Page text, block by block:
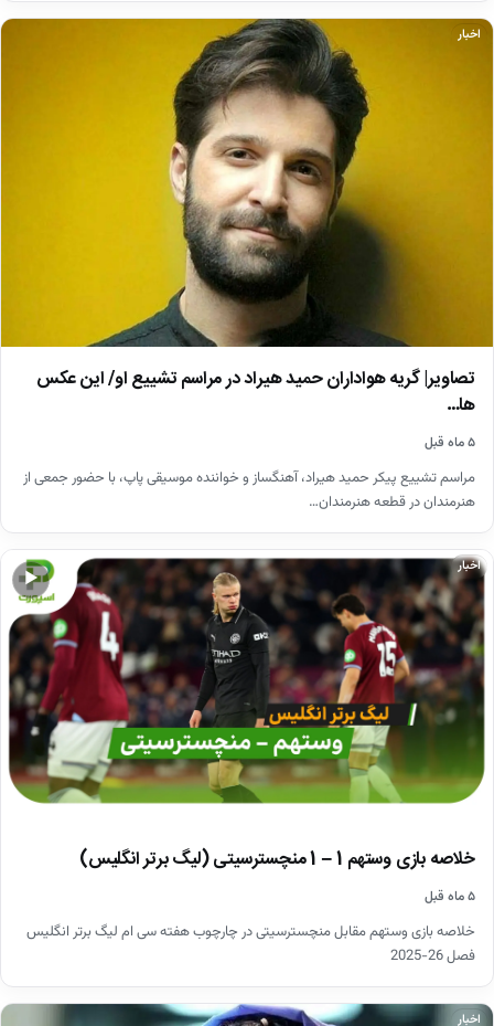
اخبار
تصاویر| گریه هواداران حمید هیراد در مراسم تشییع او/ این عکس
ها…
۵ ماه قبل
مراسم تشییع پیکر حمید هیراد، آهنگساز و خواننده موسیقی پاپ، با حضور جمعی از
هنرمندان در قطعه هنرمندان…
▶
اخبار
خلاصه بازی وستهم 1 – 1 منچسترسیتی (لیگ برتر انگلیس)
۵ ماه قبل
خلاصه بازی وستهم مقابل منچسترسیتی در چارچوب هفته سی ام لیگ برتر انگلیس
فصل 26-2025
اخبار